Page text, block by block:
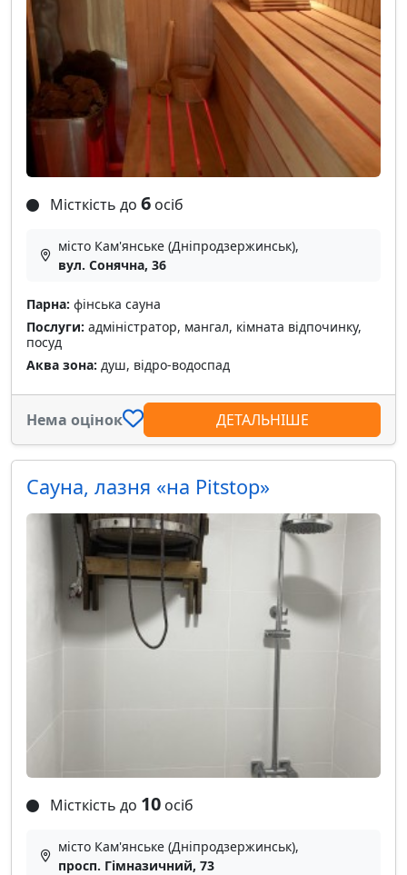
Місткість до 6 осіб
місто Кам'янське (Дніпродзержинськ),
вул. Сонячна, 36
Парна: фінська сауна
Послуги: адміністратор, мангал, кімната відпочинку,
посуд
Аква зона: душ, відро-водоспад
Нема оцінок ДЕТАЛЬНІШЕ
Сауна, лазня «на Pitstop»
Місткість до 10 осіб
місто Кам'янське (Дніпродзержинськ),
просп. Гімназичний, 73